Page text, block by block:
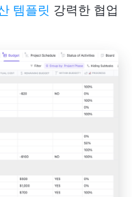
템플릿 강력한 협업